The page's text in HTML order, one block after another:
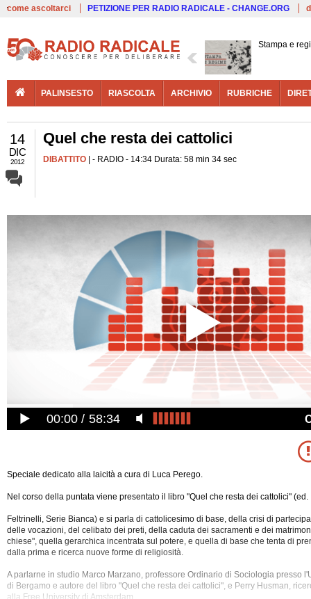
come ascoltarci PETIZIONE PER RADIO RADICALE - CHANGE.ORG
Stampa e
PALINSESTO RIASCOLTA ARCHIVIO RUBRICHE
14
DIC
2012
Quel che resta dei cattolici
DIBATTITO | - RADIO - 14:34 Durata: 58 min 34 sec
00:00 58:34
Speciale dedicato alla laicità a cura di Luca Perego.
Nel corso della puntata viene presentato il libro "Quel che resta dei cattolici" (ed.
Feltrinelli, Serie Bianca) e si parla di cattolicesimo di base, della crisi di
delle vocazioni, del celibato dei preti, della caduta dei sacramenti e dei
chiese", quella gerarchica incentrata sul potere, e quella di base che tenta di
dalla prima e ricerca nuove forme di religiosità.
A parlarne in studio Marco Marzano, professore Ordinario di Sociologia presso
di Bergamo e autore del libro "Quel che resta dei cattolici", e Perry Husman,